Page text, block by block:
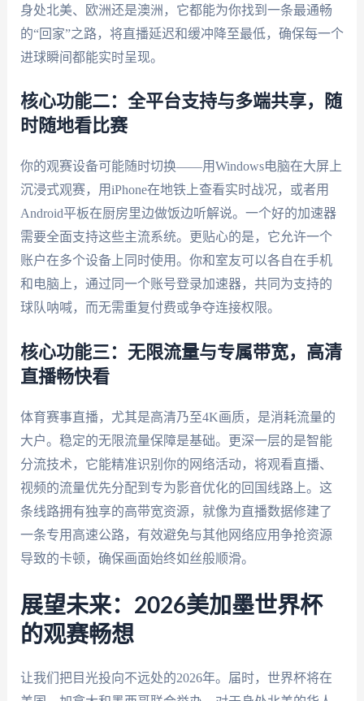
身处北美、欧洲还是澳洲，它都能为你找到一条最通畅
的“回家”之路，将直播延迟和缓冲降至最低，确保每一个
进球瞬间都能实时呈现。
核心功能二：全平台支持与多端共享，随
时随地看比赛
你的观赛设备可能随时切换——用Windows电脑在大屏上
沉浸式观赛，用iPhone在地铁上查看实时战况，或者用
Android平板在厨房里边做饭边听解说。一个好的加速器
需要全面支持这些主流系统。更贴心的是，它允许一个
账户在多个设备上同时使用。你和室友可以各自在手机
和电脑上，通过同一个账号登录加速器，共同为支持的
球队呐喊，而无需重复付费或争夺连接权限。
核心功能三：无限流量与专属带宽，高清
直播畅快看
体育赛事直播，尤其是高清乃至4K画质，是消耗流量的
大户。稳定的无限流量保障是基础。更深一层的是智能
分流技术，它能精准识别你的网络活动，将观看直播、
视频的流量优先分配到专为影音优化的回国线路上。这
条线路拥有独享的高带宽资源，就像为直播数据修建了
一条专用高速公路，有效避免与其他网络应用争抢资源
导致的卡顿，确保画面始终如丝般顺滑。
展望未来：2026美加墨世界杯
的观赛畅想
让我们把目光投向不远处的2026年。届时，世界杯将在